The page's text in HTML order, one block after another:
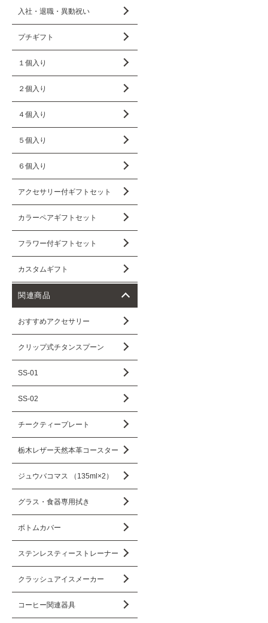
入社・退職・異動祝い
プチギフト
１個入り
２個入り
４個入り
５個入り
６個入り
アクセサリー付ギフトセット
カラーペアギフトセット
フラワー付ギフトセット
カスタムギフト
関連商品
おすすめアクセサリー
クリップ式チタンスプーン
SS-01
SS-02
チークティープレート
栃木レザー天然本革コースター
ジュウバコマス （135ml×2）
グラス・食器専用拭き
ボトムカバー
ステンレスティーストレーナー
クラッシュアイスメーカー
コーヒー関連器具